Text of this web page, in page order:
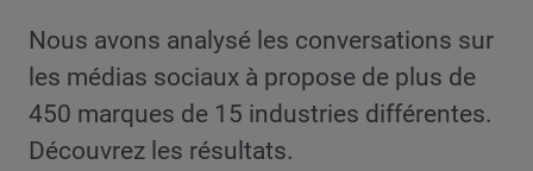
Nous avons analysé les conversations sur
les médias sociaux à propose de plus de
450 marques de 15 industries différentes.
Découvrez les résultats.